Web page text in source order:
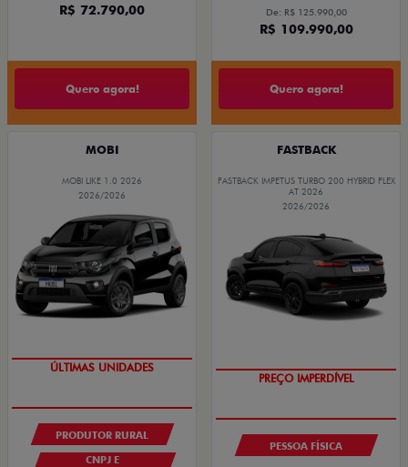
R$ 72.790,00
Quero agora!
De: R$ 125.990,00
R$ 109.990,00
Quero agora!
MOBI
MOBI LIKE 1.0 2026
2026/2026
OPORTUNIDADE
PRODUTOR RURAL
CNPJ E
FASTBACK
FASTBACK IMPETUS TURBO 200 HYBRID FLEX
AT 2026
2026/2026
OPORTUNIDADE
PESSOA FÍSICA